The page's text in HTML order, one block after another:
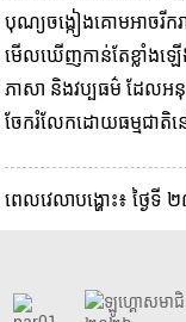
បុណ្យចង្កៀងគោមអាចរីក
មើលឃើញកាន់តែខ្លាំងឡ
ភាសា និងវប្បធម៌ ដែលអនុ
ចែករំលែកដោយធម្មជា
ពេលវេលាបង្ហោះ៖ ថ្ងៃទី